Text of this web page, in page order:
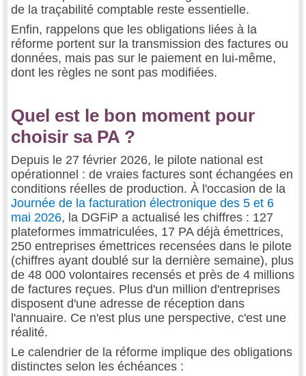
de la traçabilité comptable reste essentielle.
Enfin, rappelons que les obligations liées à la
réforme portent sur la transmission des factures ou
données, mais pas sur le paiement en lui-même,
dont les règles ne sont pas modifiées.
Quel est le bon moment pour
choisir sa PA ?
Depuis le 27 février 2026, le pilote national est
opérationnel : de vraies factures sont échangées en
conditions réelles de production. À l'occasion de la
Journée de la facturation électronique des 5 et 6
mai 2026, la DGFiP a actualisé les chiffres : 127
plateformes immatriculées, 17 PA déjà émettrices,
250 entreprises émettrices recensées dans le pilote
(chiffres ayant doublé sur la dernière semaine), plus
de 48 000 volontaires recensés et près de 4 millions
de factures reçues. Plus d'un million d'entreprises
disposent d'une adresse de réception dans
l'annuaire. Ce n'est plus une perspective, c'est une
réalité.
Le calendrier de la réforme implique des obligations
distinctes selon les échéances :